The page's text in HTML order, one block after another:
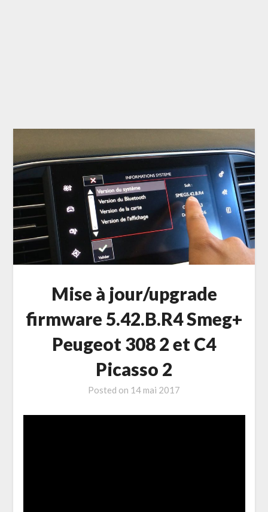
Mise à jour/upgrade
firmware 5.42.B.R4 Smeg+
Peugeot 308 2 et C4
Picasso 2
Posted on 14 mai 2017